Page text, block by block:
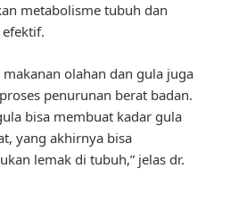
metabolisme tubuh dan
olahan dan gula juga
penurunan berat badan.
bisa membuat kadar gula
yang akhirnya bisa
lemak di tubuh,” jelas dr.